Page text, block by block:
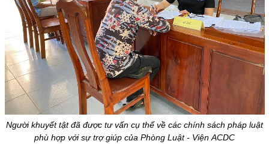
Người khuyết tật đã được tư vấn cụ thể về các chính sách pháp luật
phù hợp với sự trợ giúp của Phòng Luật - Viện ACDC